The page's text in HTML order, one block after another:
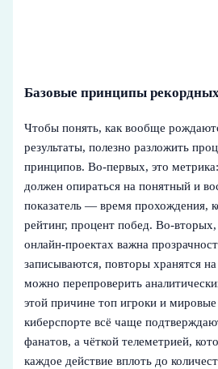
Базовые принципы рекордных
Чтобы понять, как вообще
результаты, полезно разложить
принципов. Во‑первых, это
должен опираться на понятный и
показатель — время прохождения,
рейтинг, процент побед.
онлайн‑проектах важна
записываются, повторы хранятся
можно перепроверить
этой причине топ игроки и
киберспорте всё чаще
фанатов, а чёткой телеметрией,
каждое действие вплоть до